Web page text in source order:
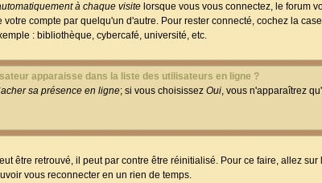
à chaque visite lorsque vous vous connectez, le forum
compte par quelqu'un d'autre. Pour rester connecté, cochez la
: bibliothèque, cybercafé, université, etc.
apparaisse dans la liste des utilisateurs en ligne ?
sa présence en ligne; si vous choisissez Oui, vous n'apparaîtrez
être retrouvé, il peut par contre être réinitialisé. Pour ce faire, allez
vous reconnecter en un rien de temps.